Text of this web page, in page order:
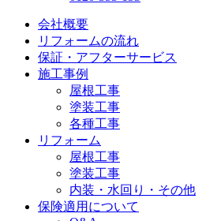
会社概要
リフォームの流れ
保証・アフターサービス
施工事例
屋根工事
塗装工事
各種工事
リフォーム
屋根工事
塗装工事
内装・水回り・その他
保険適用について